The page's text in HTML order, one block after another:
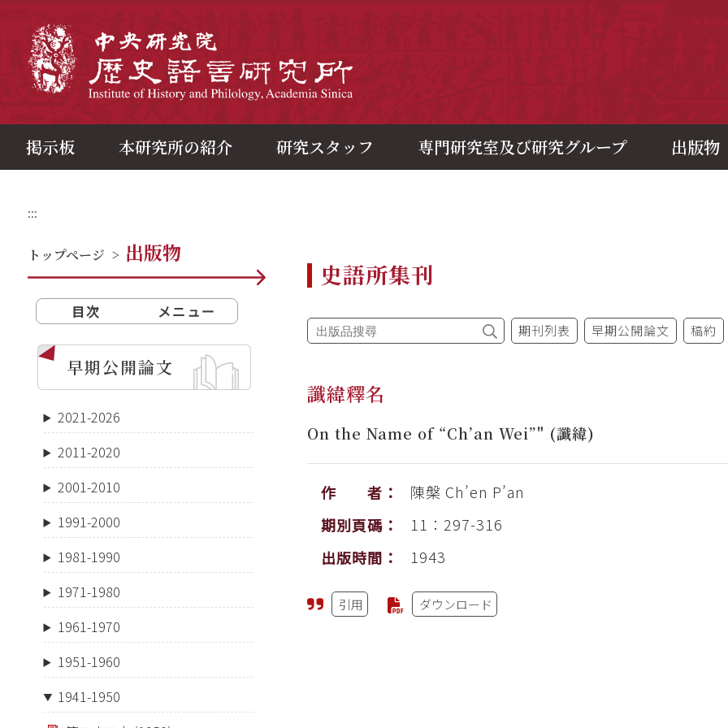
掲示板 本研究所の紹介 研究スタッフ 専門研究室及び研究グループ 出版物
:::
トップページ > 出版物
目次 メニュー
早期公開論文
2021-2026
2011-2020
2001-2010
1991-2000
1981-1990
1971-1980
1961-1970
1951-1960
1941-1950
史語所集刊
期刊列表 早期公開論文 稿約
讖緯釋名
On the Name of “Ch’an Wei”" (讖緯)
作 者： 陳槃 Ch’en P’an
期別頁碼：
11：297-316
出版時間：
1943
引用 ダウンロード